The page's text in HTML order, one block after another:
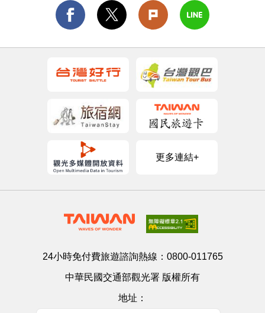
更多連結+
24小時免付費旅遊諮詢熱線： 0800-011765
中華民國交通部觀光署 版權所有
地址：